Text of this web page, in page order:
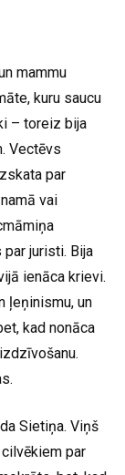
mammu
kuru saucu
– toreiz bija
Vectēvs
par
vai
juristi. Bija
ienāca krievi.
ļeņinismu, un
kad nonāca
Sietiņa. Viņš
par